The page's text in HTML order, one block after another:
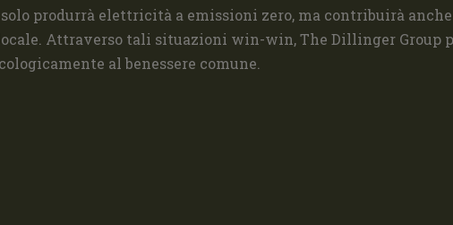
produrrà elettricità a emissioni zero, ma contribuirà
Attraverso tali situazioni win-win, The Dillinger Group
al benessere comune.